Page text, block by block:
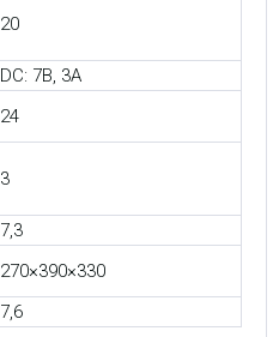
20
DC: 7В, 3А
24
3
7,3
270×390×330
7,6